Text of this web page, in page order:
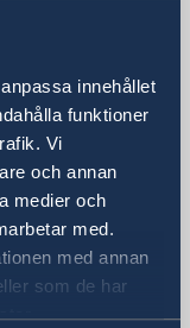
innehållet
funktioner
Vi
och annan
medier och
med.
med annan
som de har